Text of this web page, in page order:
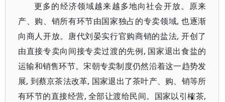
更多的经济领域越来越多地向社会开放。原来
产、购、销所有环节由国家独占的专卖领域, 也逐渐
向商人开放。唐代刘晏实行官购商销的盐法, 开创了
由直接专卖向间接专卖过渡的先例, 国家退出食盐的
运输和销售环节。宋朝专卖制度仍然沿着这一趋势发
展, 到蔡京茶法改革, 国家退出了茶叶产、购、销等所
有环节的直接经营, 全部让渡给民间。国家以引榷茶,